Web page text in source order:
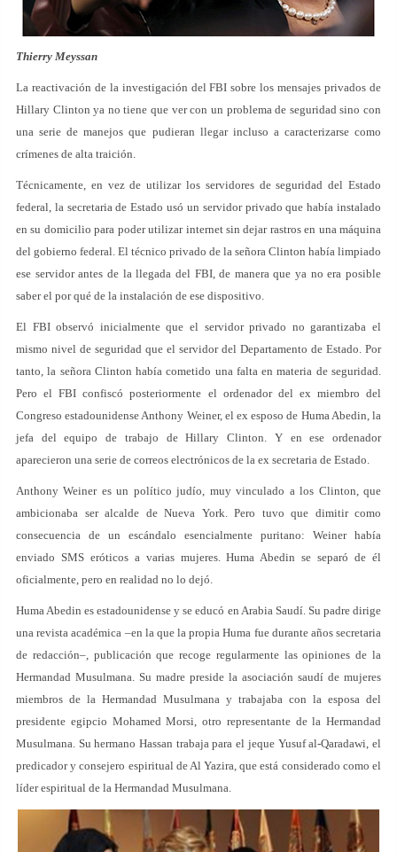
Thierry Meyssan
La reactivación de la investigación del FBI sobre los mensajes privados de
Hillary Clinton ya no tiene que ver con un problema de seguridad sino con
una serie de manejos que pudieran llegar incluso a caracterizarse como
crímenes de alta traición.
Técnicamente, en vez de utilizar los servidores de seguridad del Estado
federal, la secretaria de Estado usó un servidor privado que había instalado
en su domicilio para poder utilizar internet sin dejar rastros en una máquina
del gobierno federal. El técnico privado de la señora Clinton había limpiado
ese servidor antes de la llegada del FBI, de manera que ya no era posible
saber el por qué de la instalación de ese dispositivo.
El FBI observó inicialmente que el servidor privado no garantizaba el
mismo nivel de seguridad que el servidor del Departamento de Estado. Por
tanto, la señora Clinton había cometido una falta en materia de seguridad.
Pero el FBI confiscó posteriormente el ordenador del ex miembro del
Congreso estadounidense Anthony Weiner, el ex esposo de Huma Abedin, la
jefa del equipo de trabajo de Hillary Clinton. Y en ese ordenador
aparecieron una serie de correos electrónicos de la ex secretaria de Estado.
Anthony Weiner es un político judío, muy vinculado a los Clinton, que
ambicionaba ser alcalde de Nueva York. Pero tuvo que dimitir como
consecuencia de un escándalo esencialmente puritano: Weiner había
enviado SMS eróticos a varias mujeres. Huma Abedin se separó de él
oficialmente, pero en realidad no lo dejó.
Huma Abedin es estadounidense y se educó en Arabia Saudí. Su padre dirige
una revista académica –en la que la propia Huma fue durante años secretaria
de redacción–, publicación que recoge regularmente las opiniones de la
Hermandad Musulmana. Su madre preside la asociación saudí de mujeres
miembros de la Hermandad Musulmana y trabajaba con la esposa del
presidente egipcio Mohamed Morsi, otro representante de la Hermandad
Musulmana. Su hermano Hassan trabaja para el jeque Yusuf al-Qaradawi, el
predicador y consejero espiritual de Al Yazira, que está considerado como el
líder espiritual de la Hermandad Musulmana.